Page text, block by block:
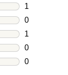
1
1 avis avec
0
0 avis avec
1
1 avis avec
0
0 avis avec
0